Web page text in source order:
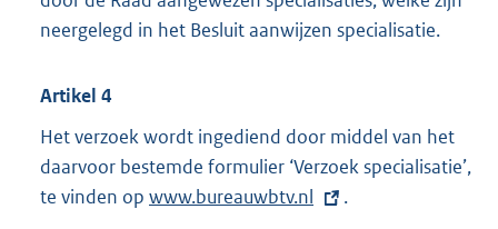
neergelegd in het Besluit aanwijzen specialisatie.
Artikel 4
Het verzoek wordt ingediend door middel van het
daarvoor bestemde formulier ‘Verzoek specialisatie’,
te vinden op E
www.bureauwbtv.nl .